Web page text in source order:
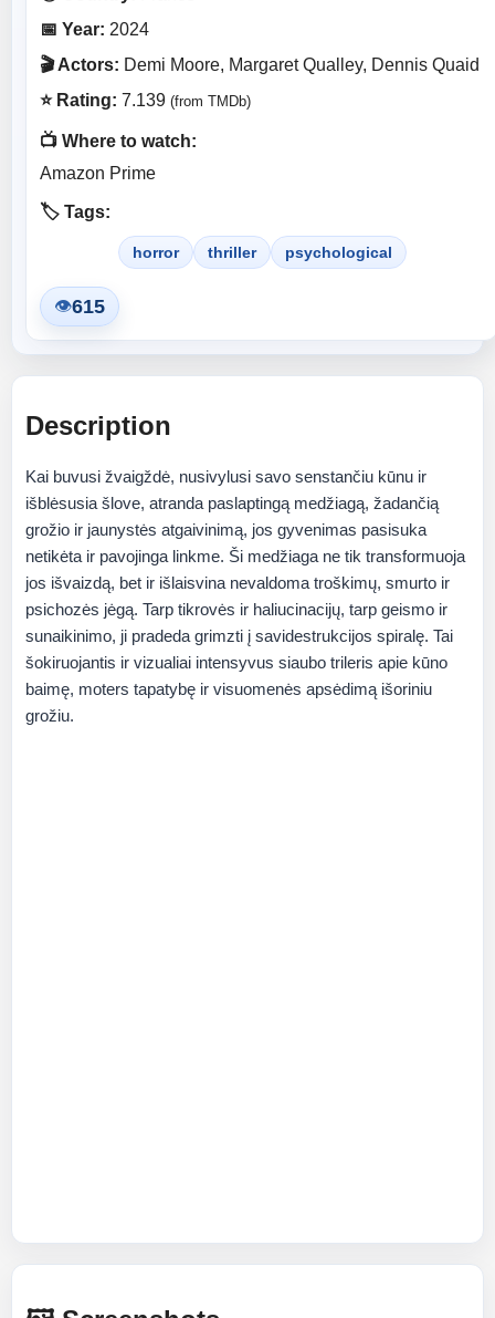
📅 Year: 2024
🎬 Actors: Demi Moore, Margaret Qualley, Dennis Quaid
⭐ Rating: 7.139 (from TMDb)
📺 Where to watch:
Amazon Prime
🏷️ Tags:
horror thriller psychological
👁615
Description
Kai buvusi žvaigždė, nusivylusi savo senstančiu kūnu ir
išblėsusia šlove, atranda paslaptingą medžiagą, žadančią
grožio ir jaunystės atgaivinimą, jos gyvenimas pasisuka
netikėta ir pavojinga linkme. Ši medžiaga ne tik transformuoja
jos išvaizdą, bet ir išlaisvina nevaldoma troškimų, smurto ir
psichozės jėgą. Tarp tikrovės ir haliucinacijų, tarp geismo ir
sunaikinimo, ji pradeda grimzti į savidestrukcijos spiralę. Tai
šokiruojantis ir vizualiai intensyvus siaubo trileris apie kūno
baimę, moters tapatybę ir visuomenės apsėdimą išoriniu
grožiu.